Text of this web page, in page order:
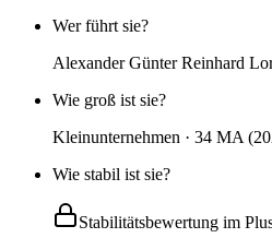
Wer führt sie?
Alexander Günter Reinhard
Wie groß ist sie?
Kleinunternehmen · 34 MA
Wie stabil ist sie?
Stabilitätsbewertung im